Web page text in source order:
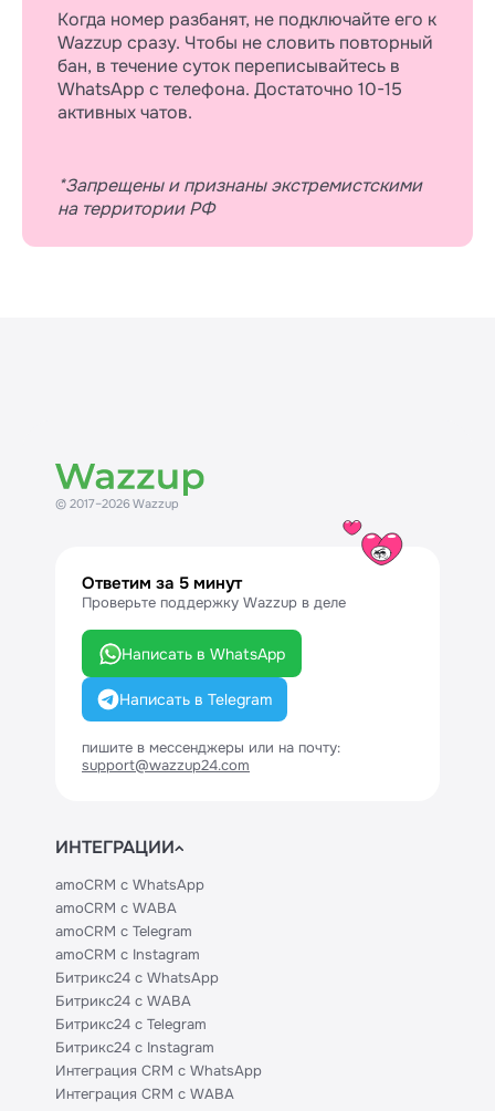
Когда номер разбанят, не подключайте его к
Wazzup сразу. Чтобы не словить повторный
бан, в течение суток переписывайтесь в
WhatsApp с телефона. Достаточно 10-15
активных чатов.
*Запрещены и признаны экстремистскими
на территории РФ
© 2017–2026 Wazzup
Ответим за 5 минут
Проверьте поддержку Wazzup в деле
Написать в WhatsApp
Написать в Telegram
пишите в мессенджеры или на почту:
support@wazzup24.com
ИНТЕГРАЦИИ
amoCRM с WhatsApp
amoCRM с WABA
amoCRM с Telegram
amoCRM с Instagram
Битрикс24 с WhatsApp
Битрикс24 с WABA
Битрикс24 с Telegram
Битрикс24 с Instagram
Интеграция CRM с WhatsApp
Интеграция CRM с WABA